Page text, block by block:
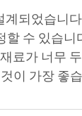
되었습니
수 있습
료가 너무
이 가장 좋